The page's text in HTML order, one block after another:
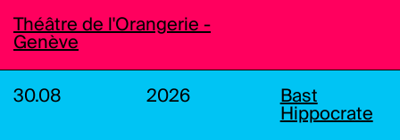
Théâtre de l'Orangerie -
Genève
30.08 2026
Bast
Hippocrate